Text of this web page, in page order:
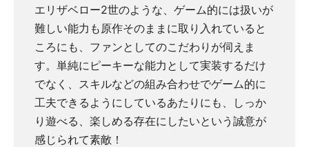
エリザベロー2世のような、ゲーム的には扱いが
難しい能力も原作そのままに取り入れていると
ころにも、ファンとしてのこだわりが伺えま
す。単純にピーキーな能力として実装するだけ
でなく、スキルなどの組み合わせでゲーム的に
工夫できるようにしているあたりにも、しっか
り遊べる、楽しめる存在にしたいという誠意が
感じられて素敵！